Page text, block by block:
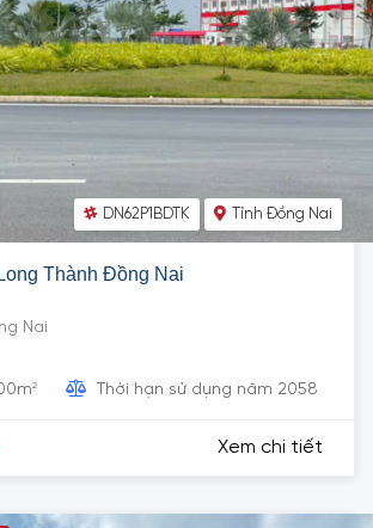
DN62P1BDTK Tỉnh Đồng Nai
Thành Đồng Nai
Nai
2 Thời hạn sử dụng năm 2058
Xem chi tiết